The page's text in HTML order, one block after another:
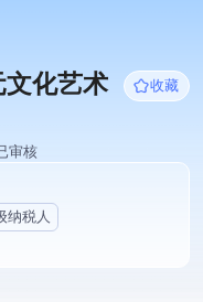
化艺术
收藏
审核
纳税人